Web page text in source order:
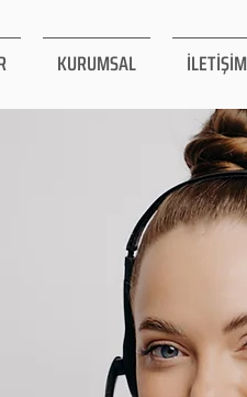
KURUMSAL İLETİŞİM